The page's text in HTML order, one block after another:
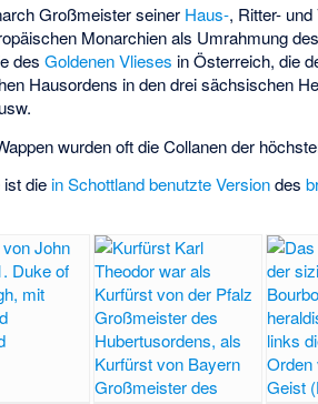
Großmeister seiner Haus-, Ritter-
Monarchien als Umrahmung
desGoldenen Vlieses in Österreich, die
Hausordens in den drei sächsischen
wurden oft die Collanen der
die in Schottland benutzte Versiondes